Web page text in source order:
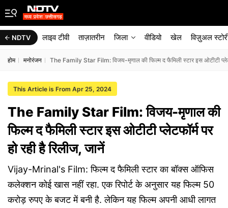
NDTV लाइव टीवी ताज़ातरीन जिला वीडियो खेल विज़ुअल
होम मनोरंजन The Family Star Film: विजय-मृणाल की फिल्म द फैमिली स्टार इस ओटीटी
This Article is From Apr 25, 2024
The Family Star Film: विजय-मृणाल की
फिल्म द फैमिली स्टार इस ओटीटी प्लेटफॉर्म पर
हो रही है रिलीज, जानें
Vijay-Mrinal's Film: फिल्म द फैमिली स्टार का बॉक्स ऑफिस
कलेक्शन कोई खास नहीं रहा. एक रिपोर्ट के अनुसार यह फिल्म 50
करोड़ रुपए के बजट में बनी है. लेकिन यह फिल्म अपनी आधी लागत